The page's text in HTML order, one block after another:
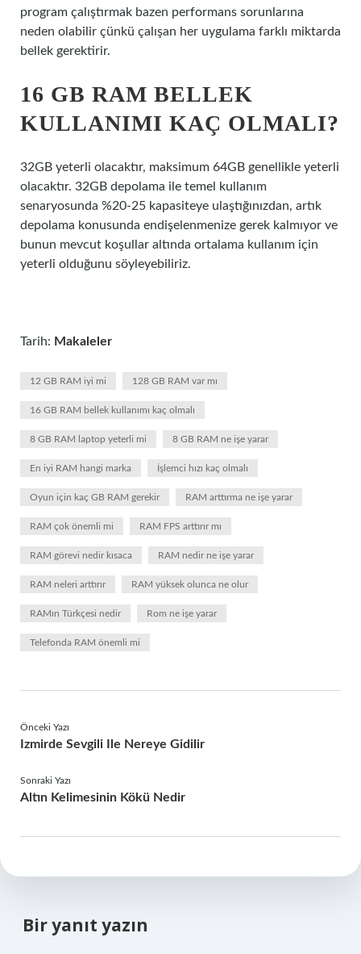
program çalıştırmak bazen performans sorunlarına
neden olabilir çünkü çalışan her uygulama farklı miktarda
bellek gerektirir.
16 GB RAM BELLEK
KULLANIMI KAÇ OLMALI?
32GB yeterli olacaktır, maksimum 64GB genellikle yeterli
olacaktır. 32GB depolama ile temel kullanım
senaryosunda %20-25 kapasiteye ulaştığınızdan, artık
depolama konusunda endişelenmenize gerek kalmıyor ve
bunun mevcut koşullar altında ortalama kullanım için
yeterli olduğunu söyleyebiliriz.
Tarih: Makaleler
12 GB RAM iyi mi 128 GB RAM var mı
16 GB RAM bellek kullanımı kaç olmalı
8 GB RAM laptop yeterli mi 8 GB RAM ne işe yarar
En iyi RAM hangi marka İşlemci hızı kaç olmalı
Oyun için kaç GB RAM gerekir RAM arttırma ne işe yarar
RAM çok önemli mi RAM FPS arttırır mı
RAM görevi nedir kısaca RAM nedir ne işe yarar
RAM neleri arttırır RAM yüksek olunca ne olur
RAMın Türkçesi nedir Rom ne işe yarar
Telefonda RAM önemli mi
Önceki Yazı
Izmirde Sevgili Ile Nereye Gidilir
Sonraki Yazı
Altın Kelimesinin Kökü Nedir
Bir yanıt yazın